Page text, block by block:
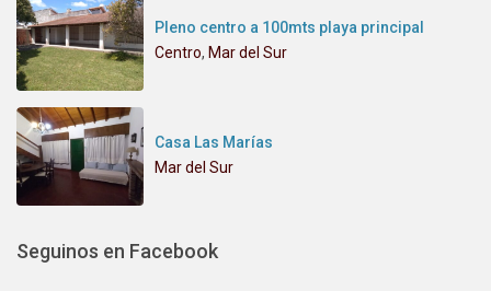
Pleno centro a 100mts playa principal
Centro, Mar del Sur
Casa Las Marías
Mar del Sur
Seguinos en Facebook